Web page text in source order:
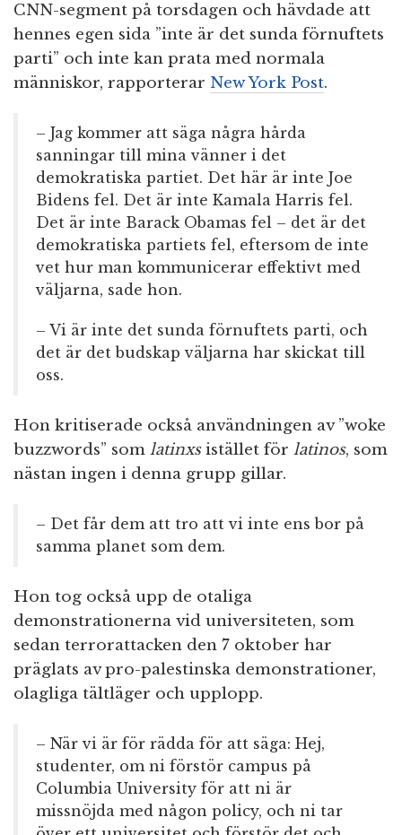
CNN-segment på torsdagen och hävdade att
hennes egen sida ”inte är det sunda förnuftets
parti” och inte kan prata med normala
människor, rapporterar New York Post.
– Jag kommer att säga några hårda
sanningar till mina vänner i det
demokratiska partiet. Det här är inte Joe
Bidens fel. Det är inte Kamala Harris fel.
Det är inte Barack Obamas fel – det är det
demokratiska partiets fel, eftersom de inte
vet hur man kommunicerar effektivt med
väljarna, sade hon.
– Vi är inte det sunda förnuftets parti, och
det är det budskap väljarna har skickat till
oss.
Hon kritiserade också användningen av ”woke
buzzwords” som latinxsistället för latinos, som
nästan ingen i denna grupp gillar.
– Det får dem att tro att vi inte ens bor på
samma planet som dem.
Hon tog också upp de otaliga
demonstrationerna vid universiteten, som
sedan terrorattacken den 7 oktober har
präglats av pro-palestinska demonstrationer,
olagliga tältläger och upplopp.
– När vi är för rädda för att säga: Hej,
studenter, om ni förstör campus på
Columbia University för att ni är
missnöjda med någon policy, och ni tar